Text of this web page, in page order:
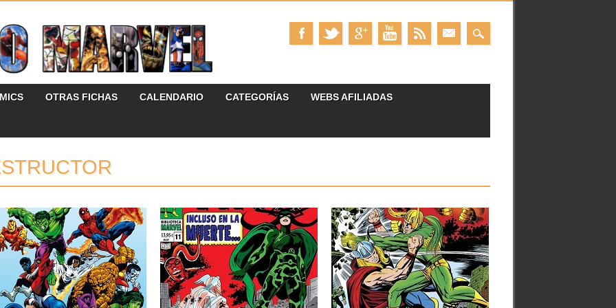
OTRAS FICHAS CALENDARIO CATEGORÍAS WEBS AFILIADAS
29.07.25
SECRET
MARVEL HÉROES:
INTEGRAL (1984-1985)
Como es bien sabido, la entrada de Jim
Shooter como editor...
19.06.25
RESEÑAS: BIBLIOTECA
MARVEL 92: THOR 11
(1968)
Aviso de posibles spoilers si nunca has
leído estos cómics. Nueva...
16.01.25
RESEÑAS: BIBLIOTECA
MARVEL 75: THOR 10
(1967-1968)
Aviso de posibles spoilers si nunca has
leído estos cómics. En...